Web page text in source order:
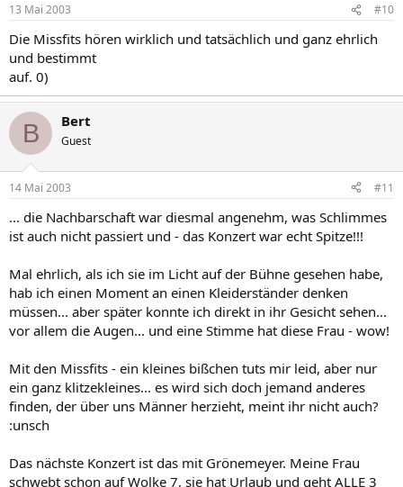
13 Mai 2003 #10
Die Missfits hören wirklich und tatsächlich und ganz ehrlich
und bestimmt
auf. 0)
B Bert
Guest
14 Mai 2003 #11
... die Nachbarschaft war diesmal angenehm, was Schlimmes
ist auch nicht passiert und - das Konzert war echt Spitze!!!
Mal ehrlich, als ich sie im Licht auf der Bühne gesehen habe,
hab ich einen Moment an einen Kleiderständer denken
müssen... aber später konnte ich direkt in ihr Gesicht sehen...
vor allem die Augen... und eine Stimme hat diese Frau - wow!
Mit den Missfits - ein kleines bißchen tuts mir leid, aber nur
ein ganz klitzekleines... es wird sich doch jemand anderes
finden, der über uns Männer herzieht, meint ihr nicht auch?
:unsch
Das nächste Konzert ist das mit Grönemeyer. Meine Frau
schwebt schon auf Wolke 7, sie hat Urlaub und geht ALLE 3